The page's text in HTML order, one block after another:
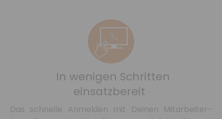
In wenigen Schritten
einsatzbereit
Das schnelle Anmelden mit Deinen Mitarbeiter-